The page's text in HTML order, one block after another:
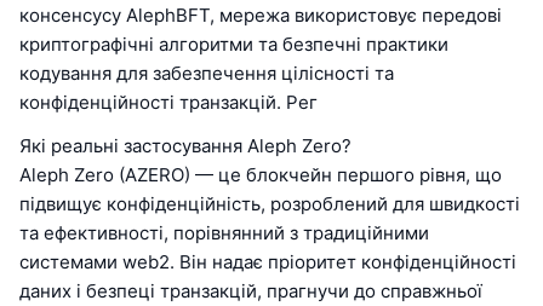
консенсусу AlephBFT, мережа використовує передові
криптографічні алгоритми та безпечні практики
кодування для забезпечення цілісності та
конфіденційності транзакцій. Рег
Які реальні застосування Aleph Zero?
Aleph Zero (AZERO) — це блокчейн першого рівня, що
підвищує конфіденційність, розроблений для швидкості
та ефективності, порівнянний з традиційними
системами web2. Він надає пріоритет конфіденційності
даних і безпеці транзакцій, прагнучи до справжньої